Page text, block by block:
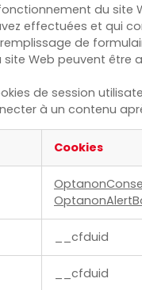
du
effectuées et qui
de
Web peuvent
de session
à un contenu
Cookies
__cfduid
__cfduid